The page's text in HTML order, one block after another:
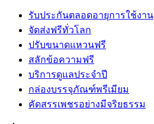
รับประกันตลอดอายุการใช้งาน
จัดส่งฟรีทั่วโลก
ปรับขนาดแหวนฟรี
สลักข้อความฟรี
บริการดูแลประจำปี
กล่องบรรจุภัณฑ์พรีเมียม
คัดสรรเพชรอย่างมีจริยธรรม